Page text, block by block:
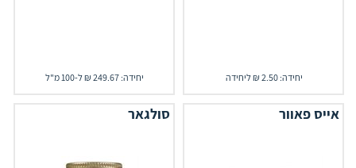
יחידה: 2.50 ₪ ליחידה יחידה: 249.67 ₪ ל-100 מ"ל
אייס פאוור סולגאר